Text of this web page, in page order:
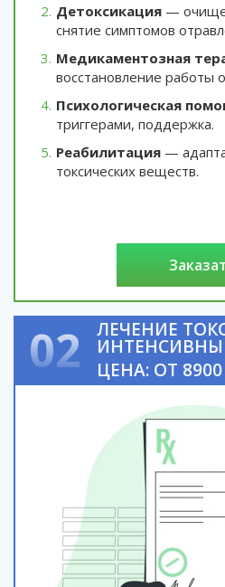
Детоксикация —
снятие симптомов
Медикаментозная
восстановление работы
Психологическая
триггерами, поддержка.
Реабилитация —
токсических веществ.
02 ЛЕЧЕНИЕ
ЦЕНА: ОТ 8900